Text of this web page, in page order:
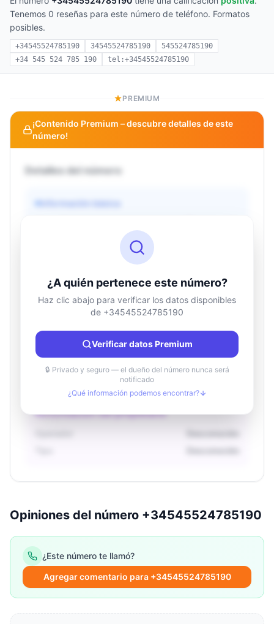
Tenemos 0 reseñas para este número de teléfono. Formatos
posibles.
+34545524785190 34545524785190
545524785190
+34 545 524 785 190
tel:+34545524785190
PREMIUM
¡Contenido Premium – descubre detalles de este
número!
Detalles del número
Información básica
Información de ubicación
País
Desconocido
Ciudad
Desconocido
Región
Desconocido
Información del propietario
¿A quién pertenece este número?
Haz clic abajo para verificar los datos disponibles
de +34545524785190
Verificar datos Premium
🔒 Privado y seguro — el dueño del número nunca será
notificado
¿Qué información podemos encontrar?
Opiniones del número +34545524785190
¿Este número te llamó?
Agregar comentario para +34545524785190